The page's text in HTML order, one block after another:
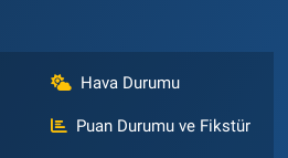
Hava Durumu
Puan Durumu ve Fikstür